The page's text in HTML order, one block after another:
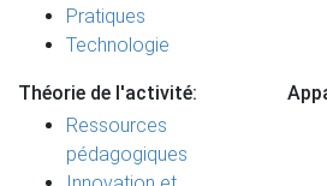
Pratiques
Technologie
Théorie de l'activité:
Ressources
pédagogiques